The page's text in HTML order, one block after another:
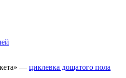
— циклевка дощатого пола